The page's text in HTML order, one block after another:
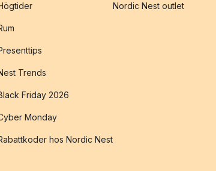
Trends
Friday 2026
Monday
hos Nordic Nest
Nordic Nest outlet